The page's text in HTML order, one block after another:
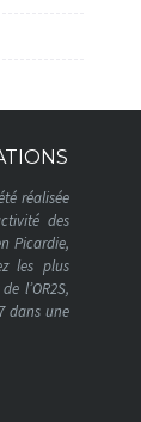
réalisée
des
Picardie,
les plus
l’OR2S,
dans une